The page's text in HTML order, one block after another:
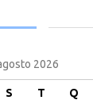
2026
S T Q